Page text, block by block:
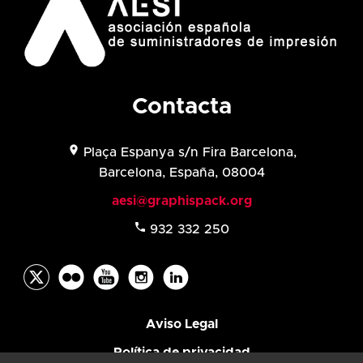
Contacta
location_on Plaça Espanya s/n Fira Barcelona,
Barcelona, España, 08004
aesi@graphispack.org
phone 932 332 250
Aviso Legal
Política de privacidad